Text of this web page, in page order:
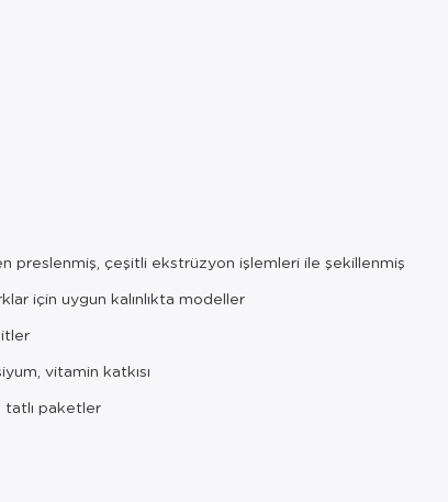
preslenmiş, çeşitli ekstrüzyon işlemleri ile şekillenmiş
için uygun kalınlıkta modeller
vitamin katkısı
tatlı paketler